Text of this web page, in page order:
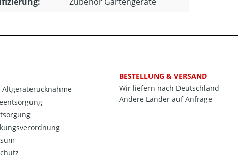
Altgeräterücknahme
BESTELLUNG & VERSAND
Wir liefern nach Deutschland
Andere Länder auf Anfrage